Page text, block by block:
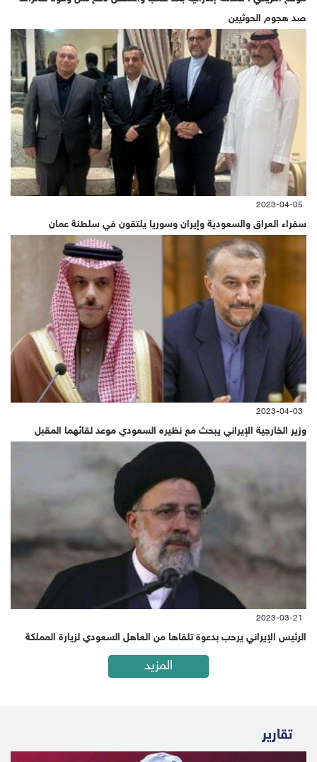
صد هجوم الحوثيين
2023-04-05
سفراء العراق والسعودية وإيران وسوريا يلتقون في سلطنة عمان
2023-04-03
وزير الخارجية الإيراني يبحث مع نظيره السعودي موعد لقائهما المقبل
2023-03-21
الرئيس الإيراني يرحب بدعوة تلقاها من العاهل السعودي لزيارة المملكة
المزيد
تقارير